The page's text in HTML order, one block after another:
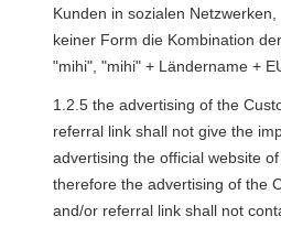
Kunden in sozialen
keiner Form die Kombination
"mihi", "mihi" + Ländername +
1.2.5 the advertising of the
referral link shall not give the
advertising the official website
therefore the advertising of the
and/or referral link shall not